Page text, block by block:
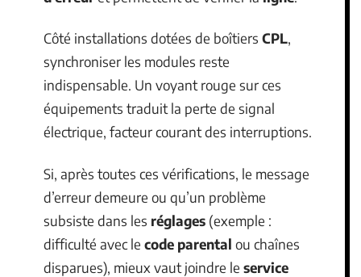
Côté installations dotées de boîtiers CPL,
synchroniser les modules reste
indispensable. Un voyant rouge sur ces
équipements traduit la perte de signal
électrique, facteur courant des interruptions.
Si, après toutes ces vérifications, le message
d’erreur demeure ou qu’un problème
subsiste dans les réglages (exemple :
difficulté avec le code parental ou chaînes
disparues), mieux vaut joindre le service